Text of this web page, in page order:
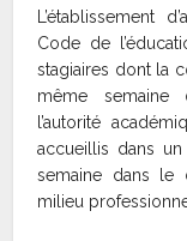
L’établissement
Code de
stagiaires dont la
même semaine
l’autorité
accueillis dans
semaine dans
milieu